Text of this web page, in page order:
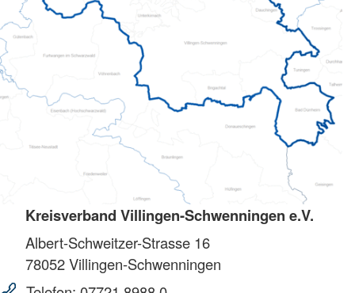
Kreisverband Villingen-Schwenningen e.V.
Albert-Schweitzer-Strasse 16
78052Villingen-Schwenningen